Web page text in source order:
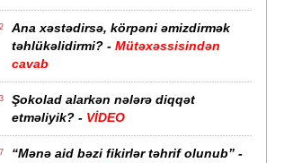
Ana xəstədirsə, körpəni əmizdirmək
təhlükəlidirmi? - Mütəxəssisindən
cavab
Şokolad alarkən nələrə diqqət
etməliyik? - VİDEO
“Mənə aid bəzi fikirlər təhrif olunub” -